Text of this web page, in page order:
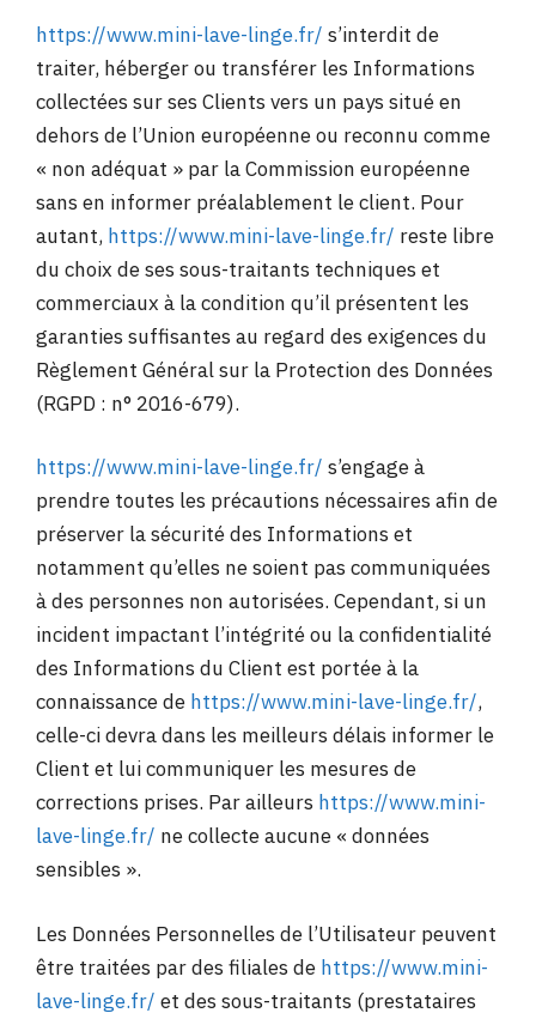
https://www.mini-lave-linge.fr/ s’interdit de
traiter, héberger ou transférer les Informations
collectées sur ses Clients vers un pays situé en
dehors de l’Union européenne ou reconnu comme
« non adéquat » par la Commission européenne
sans en informer préalablement le client. Pour
autant, https://www.mini-lave-linge.fr/ reste libre
du choix de ses sous-traitants techniques et
commerciaux à la condition qu’il présentent les
garanties suffisantes au regard des exigences du
Règlement Général sur la Protection des Données
(RGPD : n° 2016-679).
https://www.mini-lave-linge.fr/ s’engage à
prendre toutes les précautions nécessaires afin de
préserver la sécurité des Informations et
notamment qu’elles ne soient pas communiquées
à des personnes non autorisées. Cependant, si un
incident impactant l’intégrité ou la confidentialité
des Informations du Client est portée à la
connaissance de https://www.mini-lave-linge.fr/,
celle-ci devra dans les meilleurs délais informer le
Client et lui communiquer les mesures de
corrections prises. Par ailleurs https://www.mini-
lave-linge.fr/ ne collecte aucune « données
sensibles ».
Les Données Personnelles de l’Utilisateur peuvent
être traitées par des filiales de https://www.mini-
lave-linge.fr/ et des sous-traitants (prestataires